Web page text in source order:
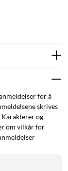
for å
skrives
og
om vilkår for